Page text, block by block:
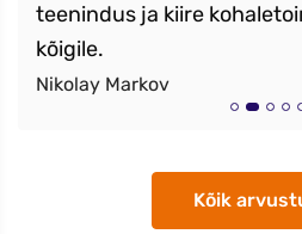
teenindus ja kiire
kõigile.
Nikolay Markov
Kõik